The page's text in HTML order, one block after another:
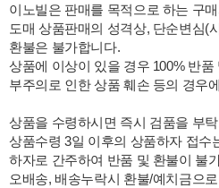
이노빌은 판매를 목적으로 하는 구
도매 상품판매의 성격상, 단순변심(
환불은 불가합니다.
상품에 이상이 있을 경우 100% 반
부주의로 인한 상품 훼손 등의 경우
상품을 수령하시면 즉시 검품을 부
상품수령 3일 이후의 상품하자 접수
하자로 간주하여 반품 및 환불이 불
오배송, 배송누락시 환불/예치금으